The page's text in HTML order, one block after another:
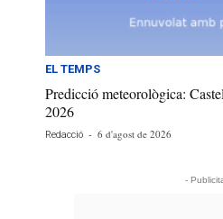
EL TEMPS
Predicció meteorològica:
2026
Redacció - 6 d'agost de 2026
-